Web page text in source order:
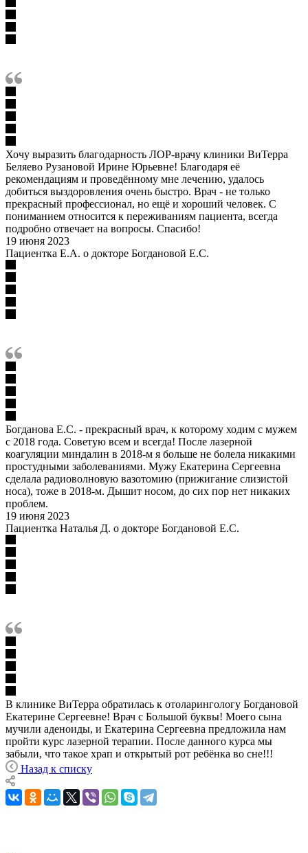
Хочу выразить благодарность ЛОР-врачу клиники ВиТерра
Беляево Рузановой Ирине Юрьевне! Благодаря её
рекомендациям и проведённому мне лечению, удалось
добиться выздоровления очень быстро. Врач - не только
прекрасный профессионал, но ещё и хороший человек. С
пониманием относится к переживаниям пациента, всегда
подробно отвечает на вопросы. Спасибо!
19 июня 2023
Пациентка Е.А. о докторе Богдановой Е.С.
Богданова Е.С. - прекрасный врач, к которому ходим с мужем
с 2018 года. Советую всем и всегда! После лазерной
коагуляции миндалин в 2018-м я больше не болела никакими
простудными заболеваниями. Мужу Екатерина Сергеевна
сделала радиоволновую вазотомию (прижигание слизистой
носа), тоже в 2018-м. Дышит носом, до сих пор нет никаких
проблем.
19 июня 2023
Пациентка Наталья Д. о докторе Богдановой Е.С.
В клинике ВиТерра обратилась к отоларингологу Богдановой
Екатерине Сергеевне! Врач с Большой буквы! Моего сына
мучили аденоиды, и Екатерина Сергеевна предложила нам
пройти курс лазерной терапии. После данного курса мы
забыли, что такое храп и открытый рот ребёнка во сне!!!
Назад к списку